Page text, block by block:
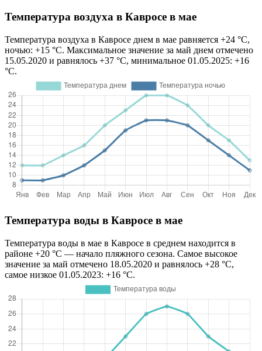
Температура воздуха в Кавросе в мае
Температура воздуха в Кавросе днем в мае равняется +24 °C,
ночью: +15 °C. Максимальное значение за май днем отмечено
15.05.2020 и равнялось +37 °C, минимальное 01.05.2025: +16
°C.
Температура воды в Кавросе в мае
Температура воды в мае в Кавросе в среднем находится в
районе +20 °C — начало пляжного сезона. Самое высокое
значение за май отмечено 18.05.2020 и равнялось +28 °C,
самое низкое 01.05.2023: +16 °C.